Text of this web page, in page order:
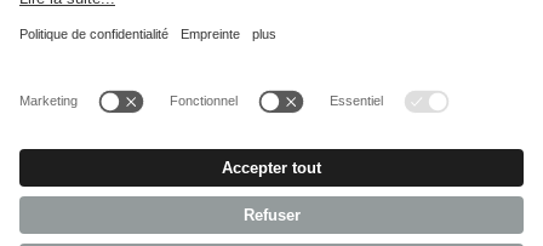
© 2026 REPA Holding GmbH. All rights reserved